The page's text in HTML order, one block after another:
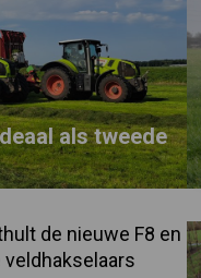
als tweede
de nieuwe F8 en